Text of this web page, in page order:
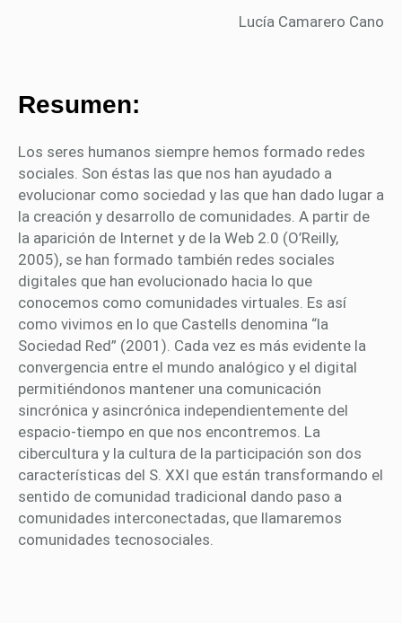
Lucía Camarero Cano
Resumen:
Los seres humanos siempre hemos formado redes
sociales. Son éstas las que nos han ayudado a
evolucionar como sociedad y las que han dado lugar a
la creación y desarrollo de comunidades. A partir de
la aparición de Internet y de la Web 2.0 (O’Reilly,
2005), se han formado también redes sociales
digitales que han evolucionado hacia lo que
conocemos como comunidades virtuales. Es así
como vivimos en lo que Castells denomina “la
Sociedad Red” (2001). Cada vez es más evidente la
convergencia entre el mundo analógico y el digital
permitiéndonos mantener una comunicación
sincrónica y asincrónica independientemente del
espacio-tiempo en que nos encontremos. La
cibercultura y la cultura de la participación son dos
características del S. XXI que están transformando el
sentido de comunidad tradicional dando paso a
comunidades interconectadas, que llamaremos
comunidades tecnosociales.